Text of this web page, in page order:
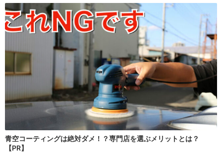
青空コーティングは絶対ダメ！？専門店を選ぶメリットとは？
【PR】